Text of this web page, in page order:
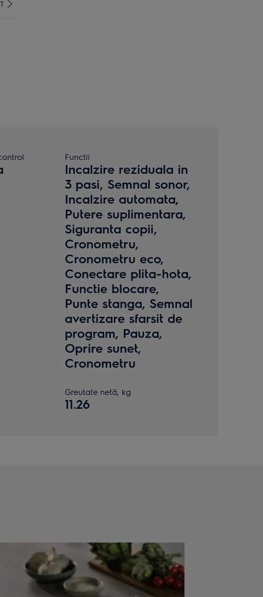
Functii
Incalzire reziduala in
3 pasi, Semnal sonor,
Incalzire automata,
Putere suplimentara,
Siguranta copii,
Cronometru,
Cronometru eco,
Conectare plita-hota,
Functie blocare,
Punte stanga, Semnal
avertizare sfarsit de
program, Pauza,
Oprire sunet,
Cronometru
Greutate netă, kg
11.26